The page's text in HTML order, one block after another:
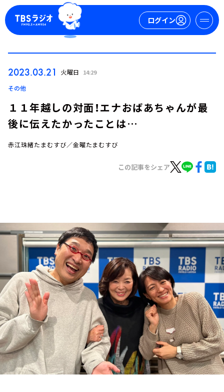
ログイン
お知らせ
イベント・グッズ
YouTube
会社情報
2023.03.21 火曜日 14:29
その他
１１年越しの対面！エナおばあちゃんが最
後に伝えたかったことは…
赤江珠緒たまむすび／金曜たまむすび
この記事をシェア